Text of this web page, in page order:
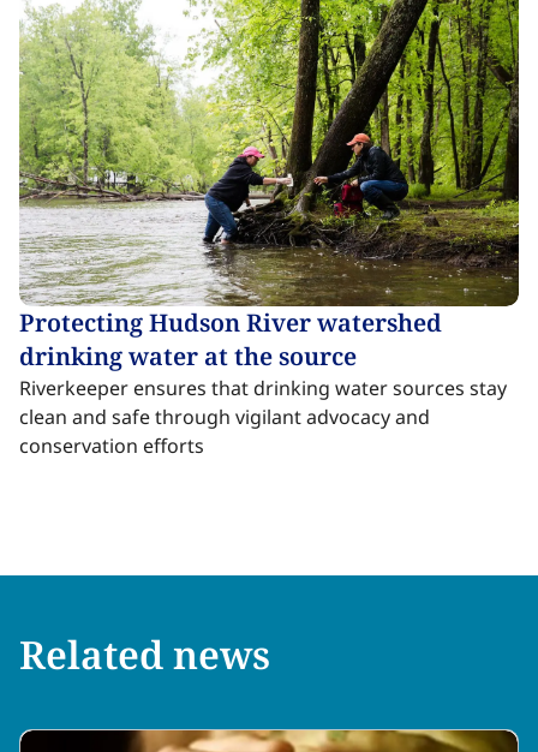
Protecting Hudson River watershed
drinking water at the source​​​​‌ ‍ ​‍​‍‌‍ ‌ ​‍‌‍‍‌‌‍‌ ‌‍‍‌‌‍ ‍​‍​‍​ ‍‍​‍​‍‌ ​ ‌‍​‌‌‍ ‍‌‍‍‌‌ ‌​‌ ‍‌​‍ ‍‌‍‍‌‌‍ ​‍​‍​‍ ​​‍​‍‌‍‍​‌ ​‍‌‍‌‌‌‍‌‍​‍​‍​ ‍‍​‍​‍‌‍‍​‌ ‌​‌ ‌​‌ ​​‌ ​ ​ ‍‍​‍ ​‍ ‌‍​ ‌‍ ‌‌ ​ ​‍ ‍‌‍ ‌‌‍​‌‌‍‍‌‌‍ ‍​‍ ‍​ ​‍​ ​​​ ​‍​ ‌​‌ ​‍‌‍‌‌‌‍‌​‌‍‌‌‌ ​ ‌‍‍‌‌‍‌ ‌‍ ‍​‍ ‍‌ ​‍‌‍‍‌‌ ‌‍‌‍‌‌‌ ​‍‌‍‍ ‌‍‌‌‌‍‌‌‌ ​​‌‍‌‌‌ ​‍​‍ ‍‌‍ ‌ ​‍‌‍‌ ​‍ ‌‍‍‌‌‍ ‍‌ ‌​‌‍‌‌‌‍ ‍‌ ‌​​‍ ‌‍‌‌‌‍‌​‌‍‍‌‌ ‌​​‍ ‌‍ ‌‌‍ ‌‍‌​‌‍‌‌​ ‌‌ ​​‌ ​‍‌‍‌‌‌ ​ ‌‍‌‌‌‍ ‍‌ ‌​‌‍​‌‌ ‌​‌‍‍‌‌‍ ‌‍ ‍​ ‍ ‌‍‍‌‌‍‌​​ ‌‌‍​‌​ ‌‌‌‍‌‌​ ‌​‌‍‌​​ ​ ‌‍​‍‌‍‌​​‍ ‌‌‍​ ​ ‌​‌‍​ ​ ​​​‍ ‌​ ‌​​ ‍​​ ​ ​ ‍‌​‍ ‌​ ‍‌​ ​‍​ ‌​‌‍​ ​‍ ‌‌‍‌‍​ ​ ​ ​​​ ‍‌​ ‍​​ ​‌‌‍‌‍​ ​‍​ ‌​‌‍‌​​ ‍‌​ ‍‌​ ‍ ‌ ‌​‌ ‍‌‌ ​​‌‍‌‌​ ‌‌‍​ ‌‍​‌‌‍ ‌‌ ​​‌‍​‌‌‍‍‌‌‍‌ ‌‍ ‍​ ‍ ‌ ​​‌‍​‌‌ ‌​‌‍‍​​ ‌‌ ‌​‌‍‍‌‌ ‌​‌‍ ​‌‍‌‌​ ‌‍​‍‌‍​‌‌ ​ ‌‍‌‌‌‌‌‌‌ ​‍‌‍ ​​ ‌‌‍‍​‌ ‌​‌ ‌​‌ ​​‌ ​ ​‍‌‌​ ​ ‌​​‌​‍‌‌​ ​‍‌​‌‍​‍‌‌​ ​‍‌​‌‍‌‍​ ‌‍ ‌‌ ​ ​‍ ‍‌‍ ‌‌‍​‌‌‍‍‌‌‍ ‍​‍ ‍​ ​‍​ ​​​ ​‍​ ‌​‌ ​‍‌‍‌‌‌‍‌​‌‍‌‌‌ ​ ‌‍‍‌‌‍‌ ‌‍ ‍​‍ ‍‌ ​‍‌‍‍‌‌ ‌‍‌‍‌‌‌ ​‍‌‍‍ ‌‍‌‌‌‍‌‌‌ ​​‌‍‌‌‌ ​‍​‍ ‍‌‍ ‌ ​‍‌‍‌ ​‍‌‍‌‍‍‌‌‍‌​​ ‌‌‍​‌​ ‌‌‌‍‌‌​ ‌​‌‍‌​​ ​ ‌‍​‍‌‍‌​​‍ ‌‌‍​ ​ ‌​‌‍​ ​ ​​​‍ ‌​ ‌​​ ‍​​ ​ ​ ‍‌​‍ ‌​ ‍‌​ ​‍​ ‌​‌‍​ ​‍ ‌‌‍‌‍​ ​ ​ ​​​ ‍‌​ ‍​​ ​‌‌‍‌‍​ ​‍​ ‌​‌‍‌​​ ‍‌​ ‍‌​‍‌‍‌ ‌​‌ ‍‌‌ ​​‌‍‌‌​ ‌‌‍​ ‌‍​‌‌‍ ‌‌ ​​‌‍​‌‌‍‍‌‌‍‌ ‌‍ ‍​‍‌‍‌ ​​‌‍​‌‌ ‌​‌‍‍​​ ‌‌ ‌​‌‍‍‌‌ ‌​‌‍ ​‌‍‌‌​‍‌‍‌ ​​‌‍‌‌‌ ​‍‌ ​ ‌ ​​‌‍‌‌‌‍​ ‌ ‌​‌‍‍‌‌ ‌‍‌‍‌‌​ ‌‌ ​​‌ ‌‌‌‍​‍‌‍ ​‌‍‍‌‌ ​ ‌‍‍​‌‍‌‌‌‍‌​​‍​‍‌ ‌
Riverkeeper ensures that drinking water sources stay
clean and safe through vigilant advocacy and
conservation efforts ​​​​‌ ‍ ​‍​‍‌‍ ‌ ​‍‌‍‍‌‌‍‌ ‌‍‍‌‌‍ ‍​‍​‍​ ‍‍​‍​‍‌ ​ ‌‍​‌‌‍ ‍‌‍‍‌‌ ‌​‌ ‍‌​‍ ‍‌‍‍‌‌‍ ​‍​‍​‍ ​​‍​‍‌‍‍​‌ ​‍‌‍‌‌‌‍‌‍​‍​‍​ ‍‍​‍​‍‌‍‍​‌ ‌​‌ ‌​‌ ​​‌ ​ ​ ‍‍​‍ ​‍ ‌‍​ ‌‍ ‌‌ ​ ​‍ ‍‌‍ ‌‌‍​‌‌‍‍‌‌‍ ‍​‍ ‍​ ​‍​ ​​​ ​‍​ ‌​‌ ​‍‌‍‌‌‌‍‌​‌‍‌‌‌ ​ ‌‍‍‌‌‍‌ ‌‍ ‍​‍ ‍‌ ​‍‌‍‍‌‌ ‌‍‌‍‌‌‌ ​‍‌‍‍ ‌‍‌‌‌‍‌‌‌ ​​‌‍‌‌‌ ​‍​‍ ‍‌‍ ‌ ​‍‌‍‌ ​‍ ‌‍‍‌‌‍ ‍‌ ‌​‌‍‌‌‌‍ ‍‌ ‌​​‍ ‌‍‌‌‌‍‌​‌‍‍‌‌ ‌​​‍ ‌‍ ‌‌‍ ‌‍‌​‌‍‌‌​ ‌‌ ​​‌ ​‍‌‍‌‌‌ ​ ‌‍‌‌‌‍ ‍‌ ‌​‌‍​‌‌ ‌​‌‍‍‌‌‍ ‌‍ ‍​ ‍ ‌‍‍‌‌‍‌​​ ‌‌‍​‌​ ‌‌‌‍‌‌​ ‌​‌‍‌​​ ​ ‌‍​‍‌‍‌​​‍ ‌‌‍​ ​ ‌​‌‍​ ​ ​​​‍ ‌​ ‌​​ ‍​​ ​ ​ ‍‌​‍ ‌​ ‍‌​ ​‍​ ‌​‌‍​ ​‍ ‌‌‍‌‍​ ​ ​ ​​​ ‍‌​ ‍​​ ​‌‌‍‌‍​ ​‍​ ‌​‌‍‌​​ ‍‌​ ‍‌​ ‍ ‌ ‌​‌ ‍‌‌ ​​‌‍‌‌​ ‌‌‍​ ‌‍​‌‌‍ ‌‌ ​​‌‍​‌‌‍‍‌‌‍‌ ‌‍ ‍​ ‍ ‌ ​​‌‍​‌‌ ‌​‌‍‍​​ ‌‌ ​ ‌‍‍​‌‍ ‌ ​‍‌ ‌​‌​‌​‌‍‌‌‌ ​ ‌‍​ ‌ ​‍‌‍‍‌‌ ​​‌ ‌​‌‍‍‌‌‍ ‌‍ ‍​ ‌‍​‍‌‍​‌‌ ​ ‌‍‌‌‌‌‌‌‌ ​‍‌‍ ​​ ‌‌‍‍​‌ ‌​‌ ‌​‌ ​​‌ ​ ​‍‌‌​ ​ ‌​​‌​‍‌‌​ ​‍‌​‌‍​‍‌‌​ ​‍‌​‌‍‌‍​ ‌‍ ‌‌ ​ ​‍ ‍‌‍ ‌‌‍​‌‌‍‍‌‌‍ ‍​‍ ‍​ ​‍​ ​​​ ​‍​ ‌​‌ ​‍‌‍‌‌‌‍‌​‌‍‌‌‌ ​ ‌‍‍‌‌‍‌ ‌‍ ‍​‍ ‍‌ ​‍‌‍‍‌‌ ‌‍‌‍‌‌‌ ​‍‌‍‍ ‌‍‌‌‌‍‌‌‌ ​​‌‍‌‌‌ ​‍​‍ ‍‌‍ ‌ ​‍‌‍‌ ​‍‌‍‌‍‍‌‌‍‌​​ ‌‌‍​‌​ ‌‌‌‍‌‌​ ‌​‌‍‌​​ ​ ‌‍​‍‌‍‌​​‍ ‌‌‍​ ​ ‌​‌‍​ ​ ​​​‍ ‌​ ‌​​ ‍​​ ​ ​ ‍‌​‍ ‌​ ‍‌​ ​‍​ ‌​‌‍​ ​‍ ‌‌‍‌‍​ ​ ​ ​​​ ‍‌​ ‍​​ ​‌‌‍‌‍​ ​‍​ ‌​‌‍‌​​ ‍‌​ ‍‌​‍‌‍‌ ‌​‌ ‍‌‌ ​​‌‍‌‌​ ‌‌‍​ ‌‍​‌‌‍ ‌‌ ​​‌‍​‌‌‍‍‌‌‍‌ ‌‍ ‍​‍‌‍‌ ​​‌‍​‌‌ ‌​‌‍‍​​ ‌‌ ​ ‌‍‍​‌‍ ‌ ​‍‌ ‌​‌​‌​‌‍‌‌‌ ​ ‌‍​ ‌ ​‍‌‍‍‌‌ ​​‌ ‌​‌‍‍‌‌‍ ‌‍ ‍​‍‌‍‌ ​​‌‍‌‌‌ ​‍‌ ​ ‌ ​​‌‍‌‌‌‍​ ‌ ‌​‌‍‍‌‌ ‌‍‌‍‌‌​ ‌‌ ​​‌ ‌‌‌‍​‍‌‍ ​‌‍‍‌‌ ​ ‌‍‍​‌‍‌‌‌‍‌​​‍​‍‌ ‌
Related news